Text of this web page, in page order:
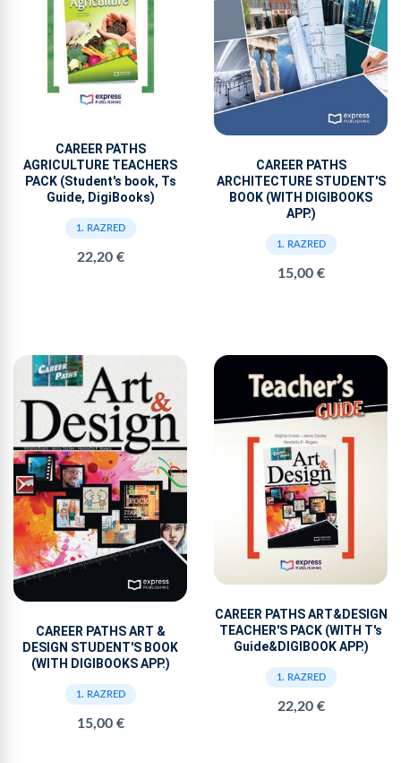
CAREER PATHS
AGRICULTURE TEACHERS
PACK (Student's book, Ts
Guide, DigiBooks)
1. RAZRED
22,20 €
CAREER PATHS
ARCHITECTURE STUDENT'S
BOOK (WITH DIGIBOOKS
APP.)
1. RAZRED
15,00 €
CAREER PATHS ART &
DESIGN STUDENT'S BOOK
(WITH DIGIBOOKS APP.)
1. RAZRED
15,00 €
CAREER PATHS ART&DESIGN
TEACHER'S PACK (WITH T's
Guide&DIGIBOOK APP.)
1. RAZRED
22,20 €